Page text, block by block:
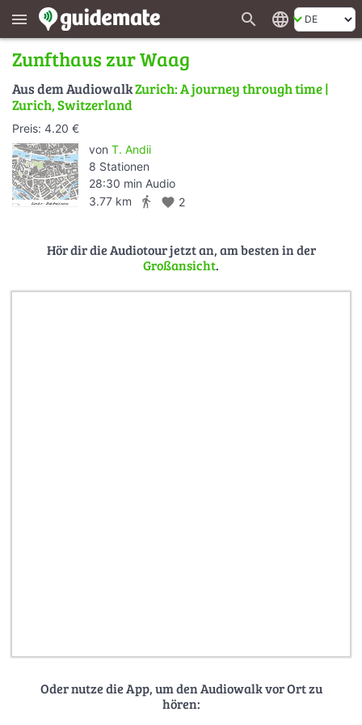
menu search language
Zunfthaus zur Waag
Aus dem AudiowalkZurich: A journey through time |
Zurich, Switzerland
Preis: 4.20 €
von T. Andii
8 Stationen
28:30 min Audio
3.77 km
directions_walk favorite 2
Hör dir die Audiotour jetzt an, am besten in der
Großansicht.
Oder nutze die App, um den Audiowalk vor Ort zu
hören: